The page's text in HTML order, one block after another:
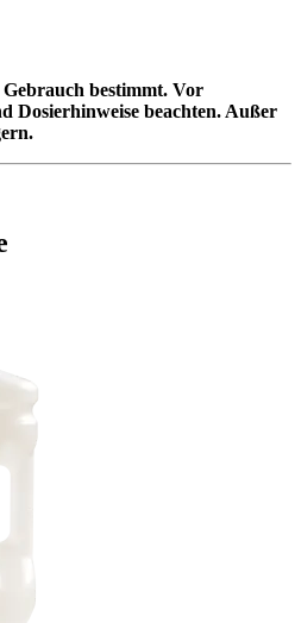
bestimmt. Vor
Dosierhinweise beachten. Außer